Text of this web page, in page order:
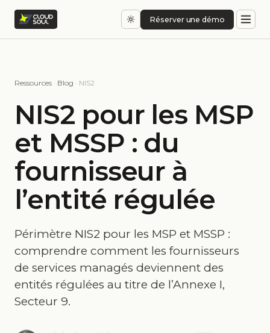
Réserver une démo
Ressources · Blog · NIS2
NIS2 pour les MSP
et MSSP : du
fournisseur à
l’entité régulée
Périmètre NIS2 pour les MSP et MSSP :
comprendre comment les fournisseurs
de services managés deviennent des
entités régulées au titre de l’Annexe I,
Secteur 9.